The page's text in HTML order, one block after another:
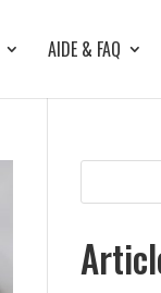
AIDE & FAQ